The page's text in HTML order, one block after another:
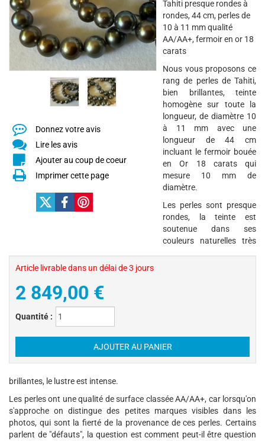
Donnez votre avis
Lire les avis
Ajouter au coup de coeur
Imprimer cette page
Article livrable dans un délai de 3 jours
2 849,00 €
Quantité :
Tahiti presque rondes à
rondes, 44 cm, perles de
10 à 11 mm qualité
AA/AA+, fermoir en or 18
carats
Nous vous proposons ce
rang de perles de Tahiti,
bien brillantes, teinte
homogène sur toute la
longueur, de diamètre 10
à 11 mm avec une
longueur de 44 cm
incluant le fermoir bouée
en Or 18 carats qui
mesure 10 mm de
diamètre.
Les perles sont presque
rondes, la teinte est
soutenue dans ses
couleurs naturelles très
brillantes, le lustre est intense.
Les perles ont une qualité de surface classée AA/AA+, car lorsqu'on
s'approche on distingue des petites marques visibles dans les
photos, qui sont la fierté de la provenance de ces perles. Certains
parlent de "défauts", la question est comment peut-il être question